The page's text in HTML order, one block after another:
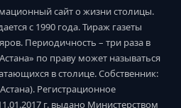
сайт о жизни столицы.
с 1990 года. Тираж газеты
Периодичность – три раза в
по праву может называться
в столице. Собственник:
Регистрационное
г. выдано Министерством